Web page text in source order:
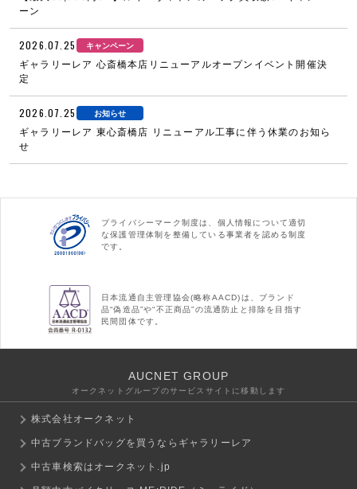
ーン
2026.07.25 キャンペーン
ギャラリーレア 心斎橋本店リニューアルオープンイベント開催決
定
2026.07.25 お知らせ
ギャラリーレア 東心斎橋店 リニューアル工事に伴う休業のお知ら
せ
プライバシーマーク制度は、個人情報について適切
な保護管理体制を整備している事業者を認める制度
です。
日本流通自主管理協会(略称AACD)は、ブランド
品“偽造品”や“不正商品”の流通防止と排除を目指す
民間団体です。
AUCNET GROUP
オークネットグループのサービスサイトに移動します
株式会社オークネット
中古ブランドバッグを買うならギャラリーレア
中古車検索はオークネット.jp